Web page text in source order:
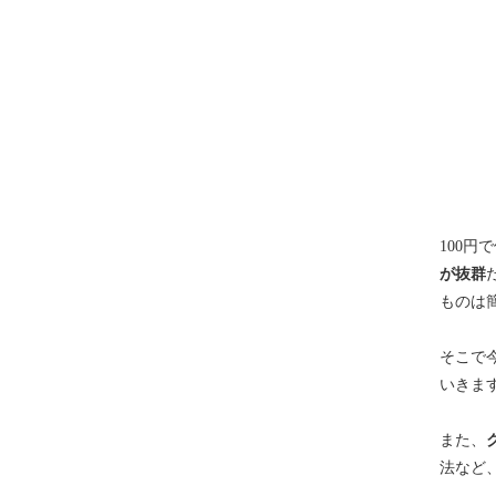
100円
が抜群
ものは
そこで
いきま
また、
法など